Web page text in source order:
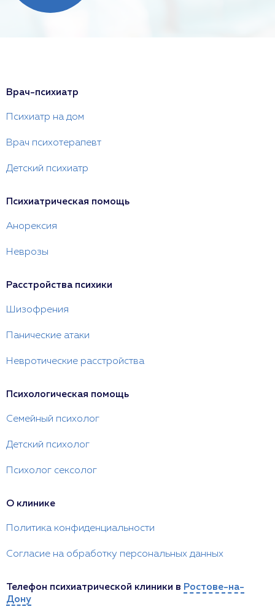
Врач-психиатр
Психиатр на дом
Врач психотерапевт
Детский психиатр
Психиатрическая помощь
Анорексия
Неврозы
Расстройства психики
Шизофрения
Панические атаки
Невротические расстройства
Психологическая помощь
Семейный психолог
Детский психолог
Психолог сексолог
О клинике
Политика конфиденциальности
Согласие на обработку персональных данных
Телефон психиатрической клиники в Ростове-на-
Дону